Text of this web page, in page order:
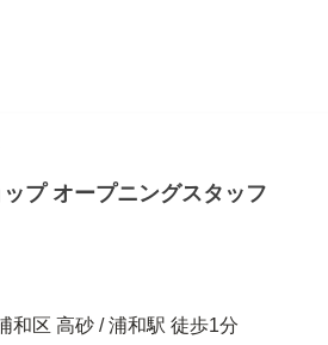
プ オープニングスタッフ
和区 高砂 / 浦和駅 徒歩1分